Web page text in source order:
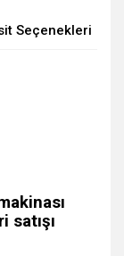
Seçenekleri
satışı